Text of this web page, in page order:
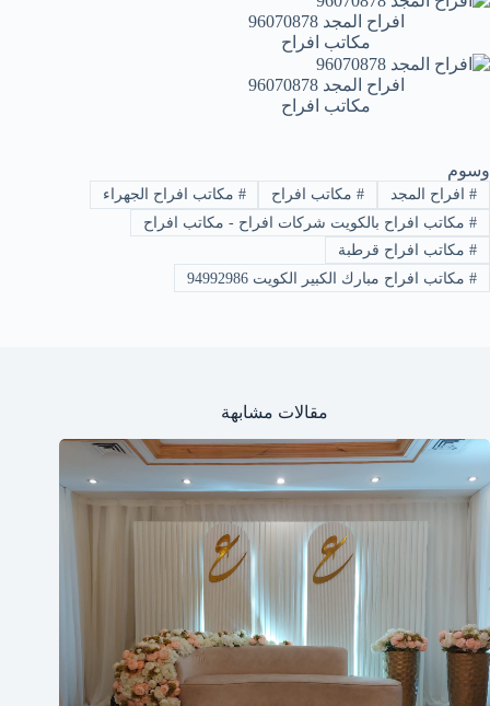
افراح المجد 96070878
مكاتب افراح
افراح المجد 96070878
مكاتب افراح
وسوم
#افراح المجد #مكاتب افراح # مكاتب افراح الجهراء
#مكاتب افراح بالكويت شركات افراح - مكاتب افراح
#مكاتب افراح قرطبة
#مكاتب افراح مبارك الكبير الكويت 94992986
مقالات مشابهة